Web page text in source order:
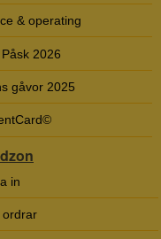
& operating
2026
gåvor 2025
in
ordrar